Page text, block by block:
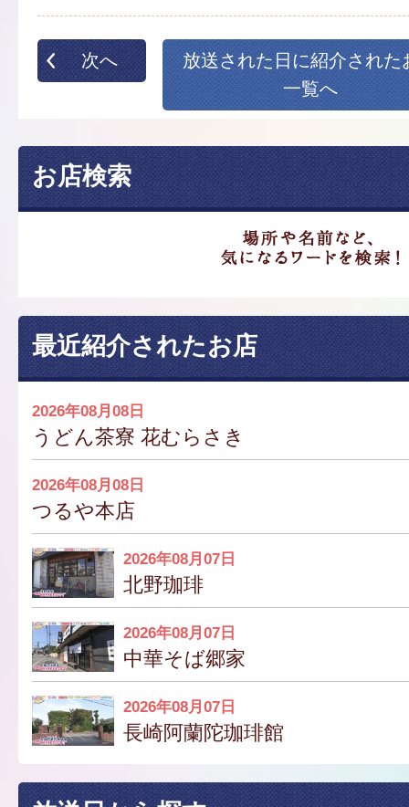
次へ
放送された日に紹介された
一覧へ
お店検索
最近紹介されたお店
2026年08月08日
うどん茶寮 花むらさき
2026年08月08日
つるや本店
2026年08月07日
北野珈琲
2026年08月07日
中華そば郷家
2026年08月07日
長崎阿蘭陀珈琲館